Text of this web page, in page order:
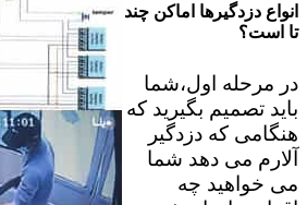
انواع دزدگیرها اماکن چند
تا است؟
در مرحله اول،شما
باید تصمیم بگیرید که
هنگامی که دزدگیر
آلارم می دهد شما
می خواهید چه